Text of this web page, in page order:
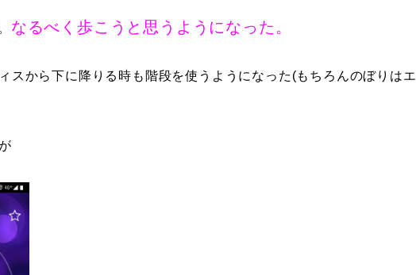
なるべく歩こうと思うようになった。
スから下に降りる時も階段を使うようになった(もちろんのぼりはエ